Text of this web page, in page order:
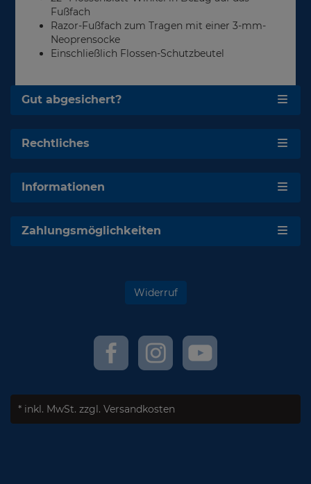
Fußfach
Razor-Fußfach zum Tragen mit einer 3-mm-
Neoprensocke
Einschließlich Flossen-Schutzbeutel
Gut abgesichert?
Rechtliches
Informationen
Zahlungsmöglichkeiten
Widerruf
* inkl. MwSt. zzgl. Versandkosten